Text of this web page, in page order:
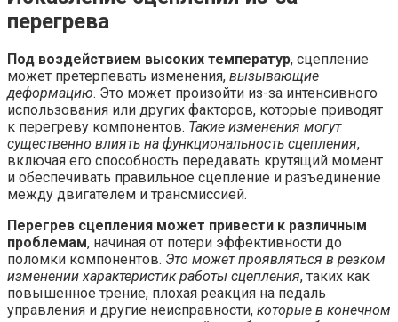
перегрева
Под воздействием высоких температур, сцепление
может претерпевать изменения, вызывающие
деформацию. Это может произойти из-за интенсивного
использования или других факторов, которые приводят
к перегреву компонентов. Такие изменения могут
существенно влиять на функциональность сцепления,
включая его способность передавать крутящий момент
и обеспечивать правильное сцепление и разъединение
между двигателем и трансмиссией.
Перегрев сцепления может привести к различным
проблемам, начиная от потери эффективности до
поломки компонентов. Это может проявляться в резком
изменении характеристик работы сцепления, таких как
повышенное трение, плохая реакция на педаль
управления и другие неисправности, которые в конечном